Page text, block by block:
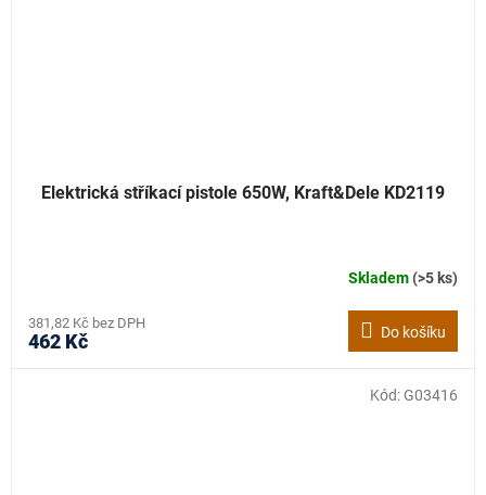
Elektrická stříkací pistole 650W, Kraft&Dele KD2119
Skladem(>5 ks)
381,82 Kč bez DPH
462 Kč Do košíku
Kód: G03416